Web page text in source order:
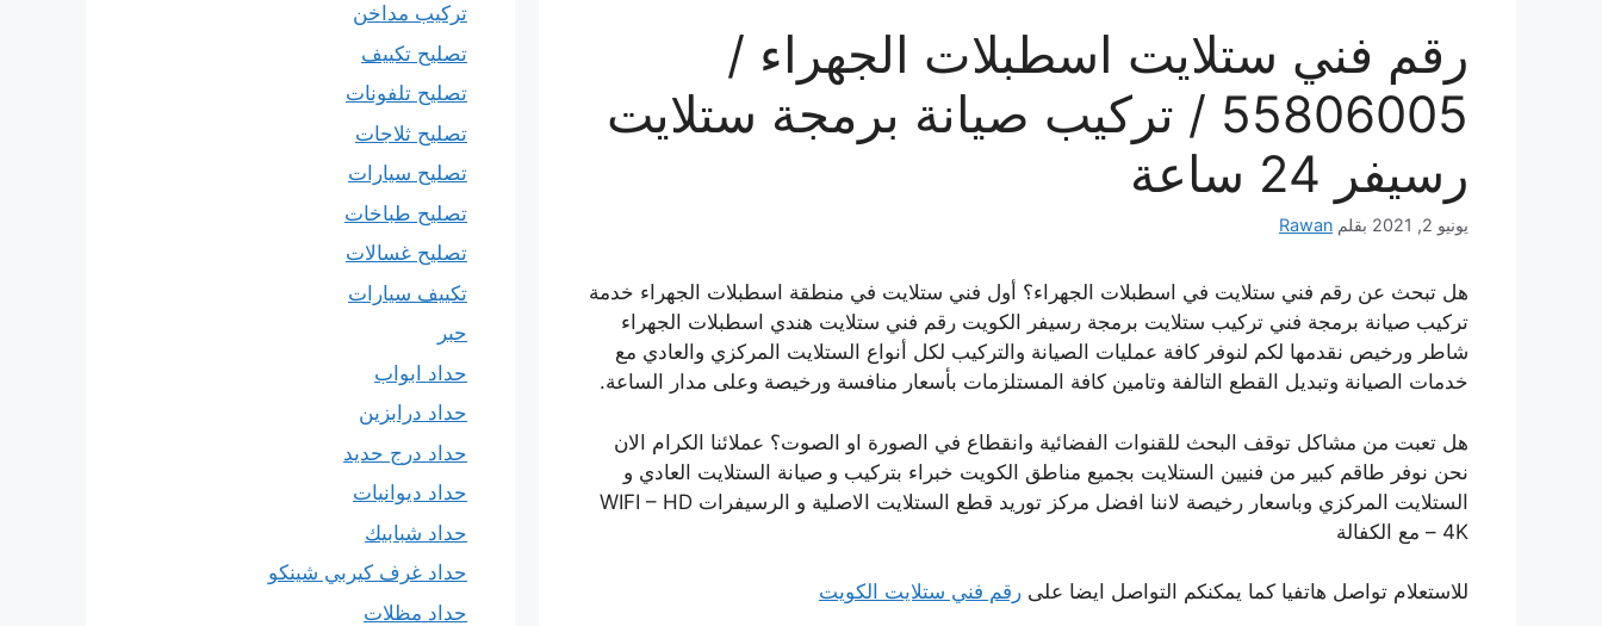
رقم فني ستلايت اسطبلات الجهراء /
55806005 / تركيب صيانة برمجة ستلايت
رسيفر 24 ساعة
يونيو 2, 2021 بقلم Rawan
هل تبحث عن رقم فني ستلايت في اسطبلات الجهراء؟ أول فني ستلايت في منطقة اسطبلات الجهراء خدمة
تركيب صيانة برمجة فني تركيب ستلايت برمجة رسيفر الكويت رقم فني ستلايت هندي اسطبلات الجهراء
شاطر ورخيص نقدمها لكم لنوفر كافة عمليات الصيانة والتركيب لكل أنواع الستلايت المركزي والعادي مع
خدمات الصيانة وتبديل القطع التالفة وتامين كافة المستلزمات بأسعار منافسة ورخيصة وعلى مدار الساعة.
هل تعبت من مشاكل توقف البحث للقنوات الفضائية وانقطاع في الصورة او الصوت؟ عملائنا الكرام الان
نحن نوفر طاقم كبير من فنيين الستلايت بجميع مناطق الكويت خبراء بتركيب و صيانة الستلايت العادي و
الستلايت المركزي وباسعار رخيصة لاننا افضل مركز توريد قطع الستلايت الاصلية و الرسيفرات WIFI – HD
– 4K مع الكفالة
للاستعلام تواصل هاتفيا كما يمكنكم التواصل ايضا على رقم فني ستلايت الكويت
تركيب مداخن
تصليح تكييف
تصليح تلفونات
تصليح ثلاجات
تصليح سيارات
تصليح طباخات
تصليح غسالات
تكييف سيارات
حبر
حداد ابواب
حداد درابزين
حداد درج حديد
حداد ديوانيات
حداد شبابيك
حداد غرف كيربي شينكو
حداد مظلات